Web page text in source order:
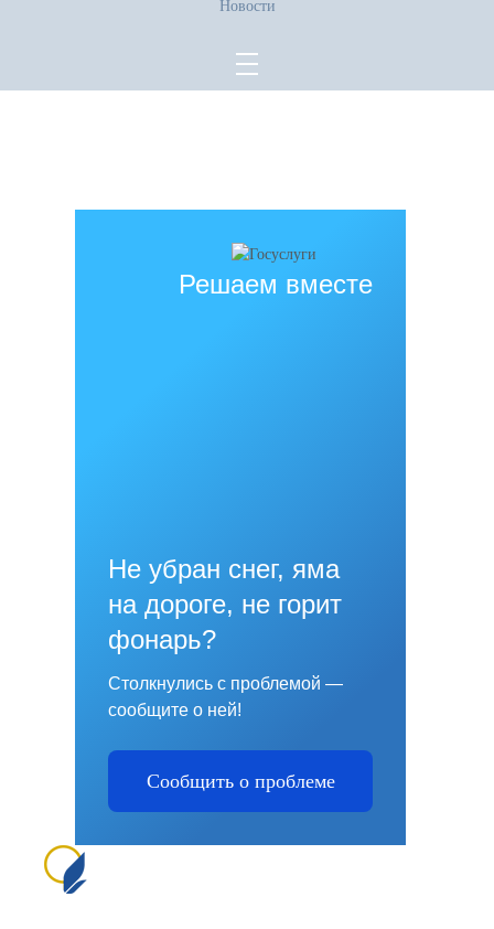
Новости
Решаем вместе
Не убран снег, яма
на дороге, не горит
фонарь?
Столкнулись с проблемой —
сообщите о ней!
Сообщить о проблеме